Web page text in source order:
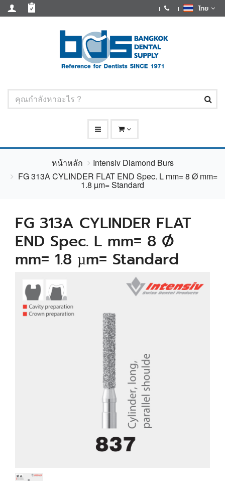
ไทย
หน้าหลัก
Intensiv Diamond Burs
FG 313A CYLINDER FLAT END Spec. L mm= 8 Ø mm=
1.8 µm= Standard
FG 313A CYLINDER FLAT
END Spec. L mm= 8 Ø
mm= 1.8 µm= Standard